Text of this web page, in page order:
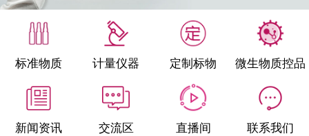
标准物质 计量仪器 定制标物 微生物质控品
新闻资讯 交流区 直播间 联系我们
微生物检测/质控品
定制标物
定制仪器